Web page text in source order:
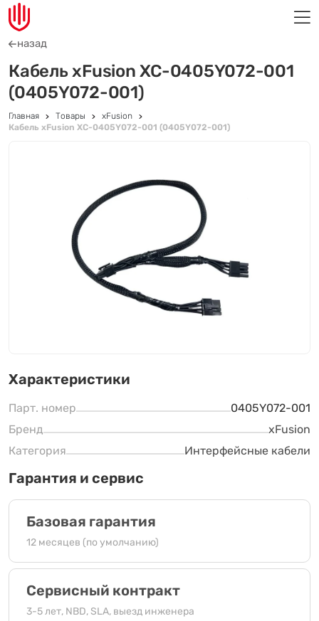
назад
Кабель xFusion XC-0405Y072-001
(0405Y072-001)
Главная Товары
xFusion
Кабель xFusion XC-0405Y072-001 (0405Y072-001)
Характеристики
Парт. номер
0405Y072-001
Бренд
xFusion
Категория
Интерфейсные кабели
Гарантия и сервис
Базовая гарантия
12 месяцев (по умолчанию)
Сервисный контракт
3-5 лет, NBD, SLA, выезд инженера